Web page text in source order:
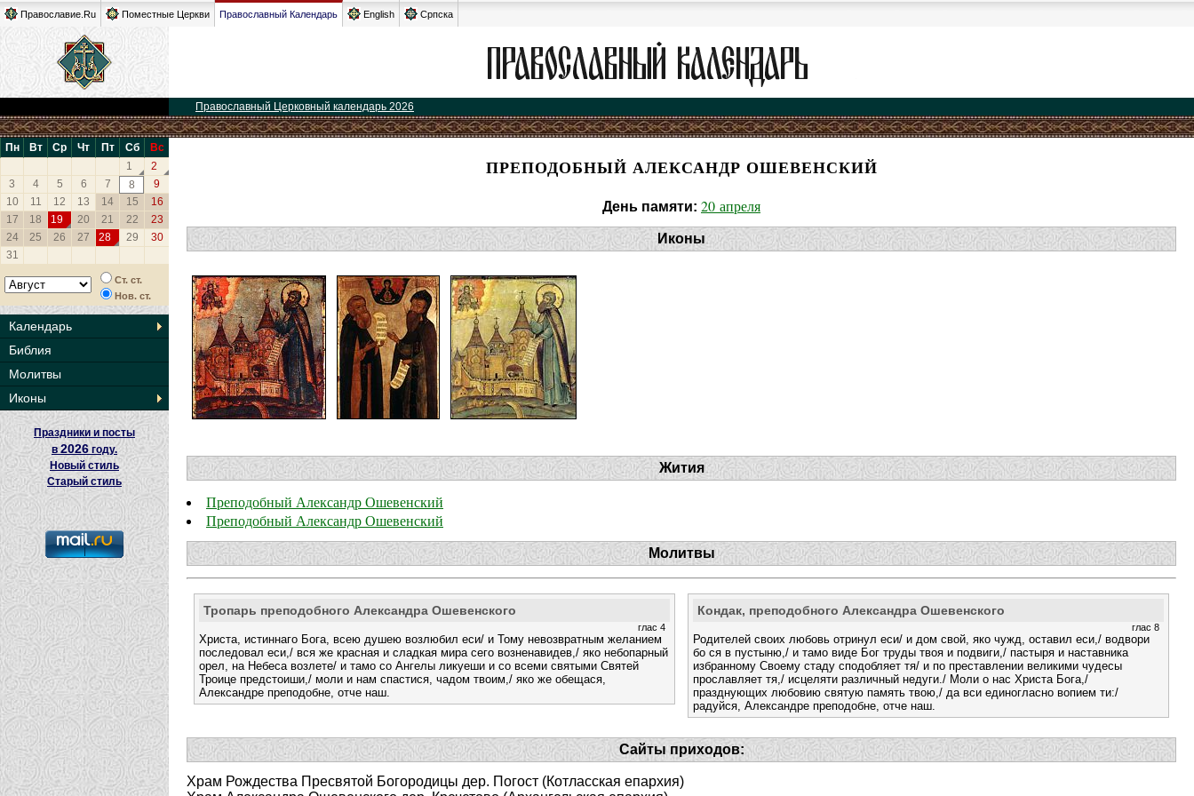
Православие.Ru Поместные Церкви Православный Календарь English Српска
Православный Церковный календарь 2026
Пн Вт Ср Чт Пт Сб
Вс
1
2
3
4 5 6 7 8
9
10
11 12 13 14 15
16
17
18 19 20 21 22
23
24
25 26 27 28 29
30
31
Ст. ст.
Нов. ст.
Календарь
Библия
Молитвы
Иконы
Праздники и посты
в2026 году.
Новый стиль
Старый стиль
ПРЕПОДОБНЫЙ АЛЕКСАНДР ОШЕВЕНСКИЙ
День памяти: 20 апреля
Иконы
Жития
Преподобный Александр Ошевенский
Преподобный Александр Ошевенский
Молитвы
Тропарь преподобного Александра Ошевенского
глас 4
Христа, истиннаго Бога, всею душею возлюбил еси/ и Тому невозвратным желанием
последовал еси,/ вся же красная и сладкая мира сего возненавидев,/ яко небопарный
орел, на Небеса возлете/ и тамо со Ангелы ликуеши и со всеми святыми Святей
Троице предстоиши,/ моли и нам спастися, чадом твоим,/ яко же обещася,
Александре преподобне, отче наш.
Кондак, преподобного Александра Ошевенского
глас 8
Родителей своих любовь отринул еси/ и дом свой, яко чужд, оставил еси,/ водвори
бо ся в пустыню,/ и тамо виде Бог труды твоя и подвиги,/ пастыря и наставника
избранному Своему стаду сподобляет тя/ и по преставлении великими чудесы
прославляет тя,/ исцеляти различный недуги./ Моли о нас Христа Бога,/
празднующих любовию святую память твою,/ да вси единогласно вопием ти:/
радуйся, Александре преподобне, отче наш.
Сайты приходов:
Храм Рождества Пресвятой Богородицы дер. Погост (Котласская епархия)